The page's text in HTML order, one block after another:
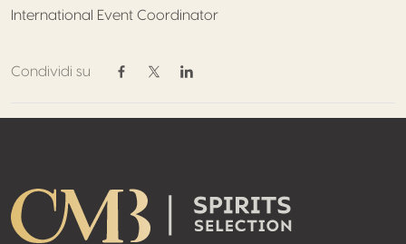
International Event Coordinator
Condividi su
Condividi su Facebook
Condividi su Twitter / X
Condividi su Linkedin